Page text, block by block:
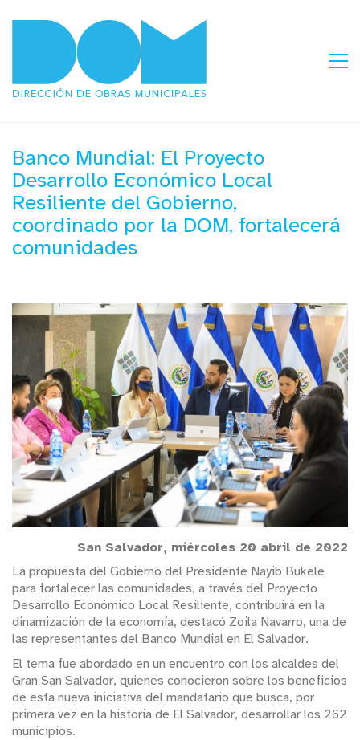
Banco Mundial: El Proyecto
Desarrollo Económico Local
Resiliente del Gobierno,
coordinado por la DOM, fortalecerá
comunidades
San Salvador, miércoles 20 abril de 2022
La propuesta del Gobierno del Presidente Nayib Bukele
para fortalecer las comunidades, a través del Proyecto
Desarrollo Económico Local Resiliente, contribuirá en la
dinamización de la economía, destacó Zoila Navarro, una de
las representantes del Banco Mundial en El Salvador.
El tema fue abordado en un encuentro con los alcaldes del
Gran San Salvador, quienes conocieron sobre los beneficios
de esta nueva iniciativa del mandatario que busca, por
primera vez en la historia de El Salvador, desarrollar los 262
municipios.